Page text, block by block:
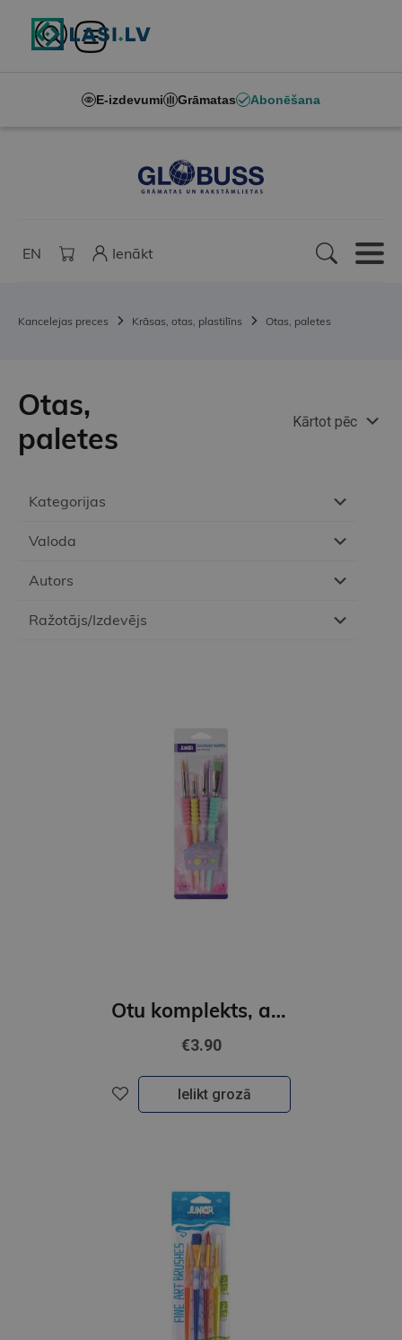
E-izdevumi Grāmatas Abonēšana
EN Ienākt
Kancelejas preces Krāsas, otas, plastilīns Otas, paletes
Kategorijas
Valoda
Autors
Ražotājs/Izdevējs
Otas,
paletes
Kārtot pēc
Otu komplekts, ar mīkstu satvērienu, Pastel, 4 gab.
€3.90
Ielikt grozā